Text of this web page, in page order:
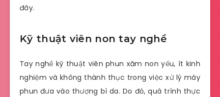
đây.
Kỹ thuật viên non tay nghề
Tay nghề kỹ thuật viên phun xăm non yếu, ít kinh
nghiệm và không thành thục trong việc xử lý máy
phun đưa vào thượng bì da. Do đó, quá trình thực